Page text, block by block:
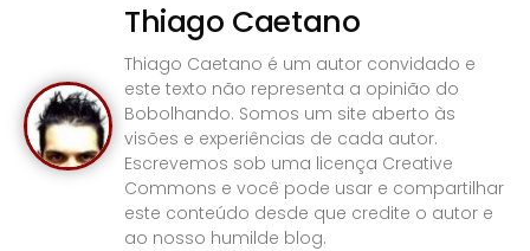
Thiago Caetano
Thiago Caetano é um autor convidado e
este texto não representa a opinião do
Bobolhando. Somos um site aberto às
visões e experiências de cada autor.
Escrevemos sob uma licença Creative
Commons e você pode usar e compartilhar
este conteúdo desde que credite o autor e
ao nosso humilde blog.